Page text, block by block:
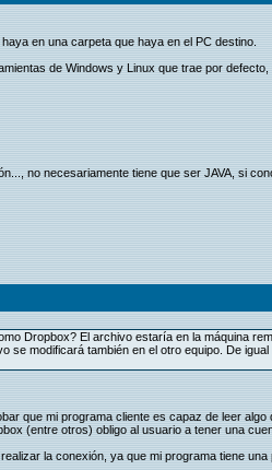
en una carpeta que haya en el PC destino.
de Windows y Linux que trae por
no necesariamente tiene que ser JAVA, si
Dropbox? El archivo estaría en la máquina
modificará también en el otro equipo. De
que mi programa cliente es capaz de leer
(entre otros) obligo al usuario a tener una
la conexión, ya que mi programa tiene